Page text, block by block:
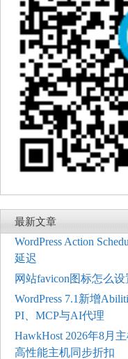
最新文章
WordPress Action
延迟
网站favicon图标怎么
WordPress 7.1新增
PI、MCP与AI代理
HawkHost 2026年8月
高性能主机同步折扣